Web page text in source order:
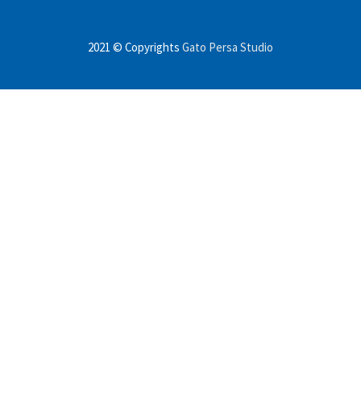
2021 © Copyrights Gato Persa Studio